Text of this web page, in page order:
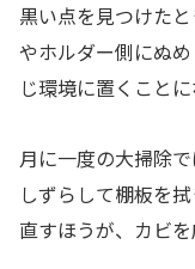
黒い点を見つけた
やホルダー側にぬ
じ環境に置くことに
月に一度の大掃除
しずらして棚板を
直すほうが、カビを